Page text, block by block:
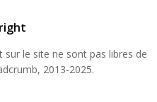
le site ne sont pas libres de
2013-2025.